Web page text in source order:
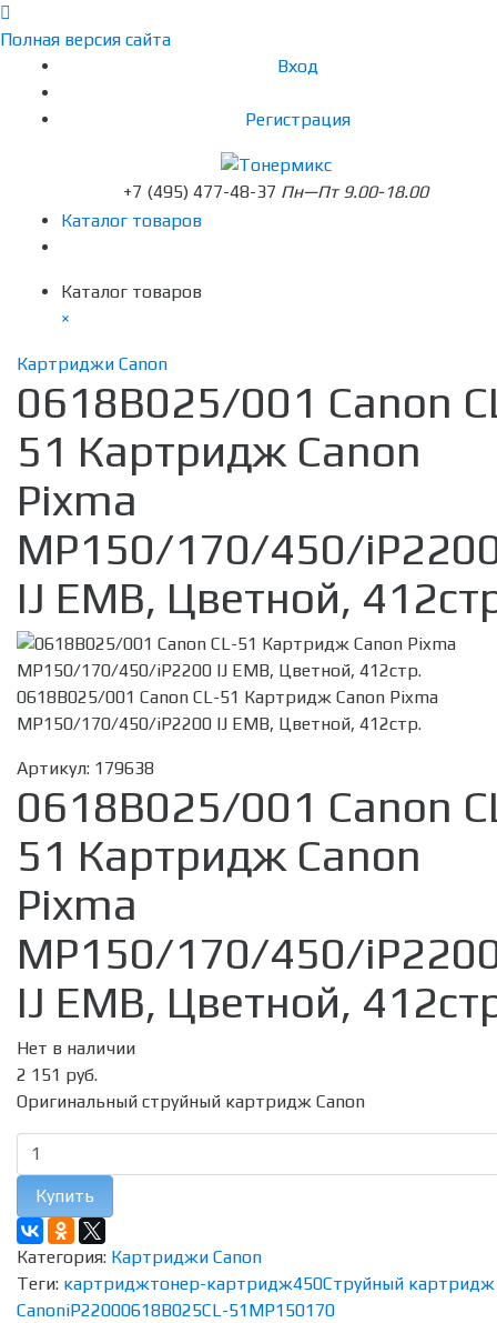
Полная версия сайта
Вход
Регистрация
+7 (495) 477-48-37 Пн—Пт 9.00-18.00
Каталог товаров
Каталог товаров
×
Картриджи Canon
0618B025/001 Canon
51 Картридж Canon
Pixma
MP150/170/450/
IJ EMB, Цветной,
0618B025/001 Canon CL-51 Картридж Canon Pixma
MP150/170/450/iP2200 IJ EMB, Цветной, 412стр.
Артикул: 179638
0618B025/001 Canon
51 Картридж Canon
Pixma
MP150/170/450/
IJ EMB, Цветной,
Нет в наличии
2 151 руб.
Оригинальный струйный картридж Canon
Купить
Категория: Картриджи Canon
Теги: картриджтонер-картридж450Струйный картридж
CanoniP22000618B025CL-51MP150170